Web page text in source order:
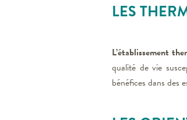
LES
L’établissement
qualité de vie
bénéfices dans des